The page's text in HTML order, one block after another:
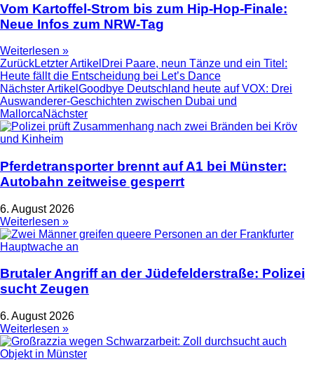
Vom Kartoffel-Strom bis zum Hip-Hop-Finale:
Neue Infos zum NRW-Tag
Weiterlesen »
ZurückLetzter Artikel Drei Paare, neun Tänze und ein Titel:
Heute fällt die Entscheidung bei Let’s Dance
Nächster Artikel Goodbye Deutschland heute auf VOX: Drei
Auswanderer-Geschichten zwischen Dubai und
MallorcaNächster
Pferdetransporter brennt auf A1 bei Münster:
Autobahn zeitweise gesperrt
6. August 2026
Weiterlesen »
Brutaler Angriff an der Jüdefelderstraße: Polizei
sucht Zeugen
6. August 2026
Weiterlesen »